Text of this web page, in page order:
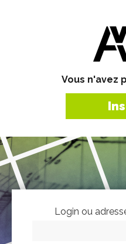
Vous n'avez
Login ou